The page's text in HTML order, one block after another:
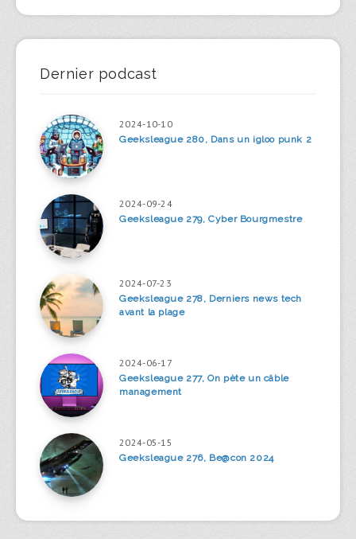
Dernier podcast
2024-10-10
Geeksleague 280, Dans un igloo punk 2
2024-09-24
Geeksleague 279, Cyber Bourgmestre
2024-07-23
Geeksleague 278, Derniers news tech
avant la plage
2024-06-17
Geeksleague 277, On pète un câble
management
2024-05-15
Geeksleague 276, Be@con 2024